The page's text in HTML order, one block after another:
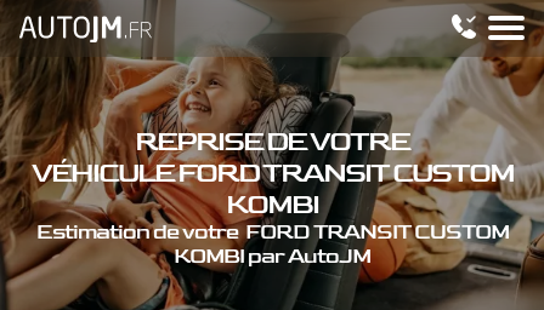
REPRISE DE VOTRE
VÉHICULE FORD TRANSIT CUSTOM
KOMBI
Estimation de votre FORD TRANSIT CUSTOM
KOMBI par AutoJM